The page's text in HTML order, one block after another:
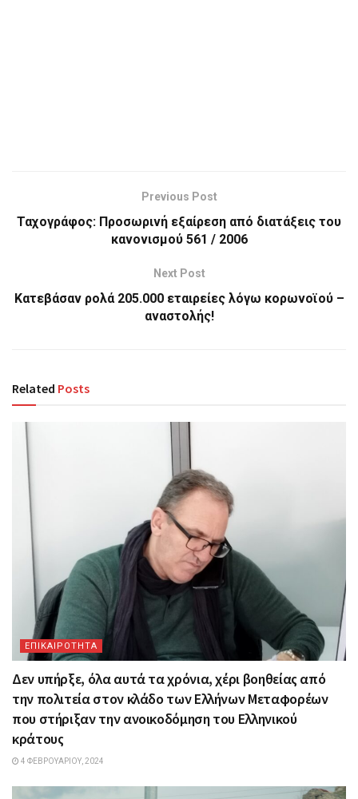
Previous Post
Ταχογράφος: Προσωρινή εξαίρεση από διατάξεις του
κανονισμού 561 / 2006
Next Post
Κατεβάσαν ρολά 205.000 εταιρείες λόγω κορωνοϊού –
αναστολής!
Related Posts
ΕΠΙΚΑΙΡΟΤΗΤΑ
Δεν υπήρξε, όλα αυτά τα χρόνια, χέρι βοηθείας από
την πολιτεία στον κλάδο των Ελλήνων Μεταφορέων
που στήριξαν την ανοικοδόμηση του Ελληνικού
κράτους
4 ΦΕΒΡΟΥΑΡΊΟΥ, 2024